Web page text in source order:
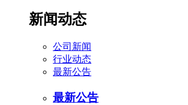
新闻动态
公司新闻
行业动态
最新公告
最新公告